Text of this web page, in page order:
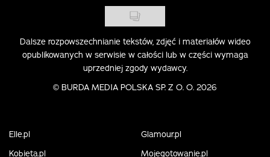
Dalsze rozpowszechnianie tekstów, zdjęć i materiałów wideo
opublikowanych w serwisie w całości lub w części wymaga
uprzedniej zgody wydawcy.
© BURDA MEDIA POLSKA SP. Z O. O. 2026
Elle.pl
Glamour.pl
Kobieta.pl
Mojegotowanie.pl